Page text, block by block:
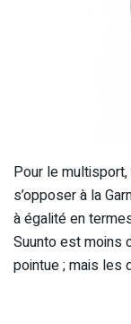
Pour le multisport,
s’opposer à la
à égalité en
Suunto est moins
pointue ; mais les